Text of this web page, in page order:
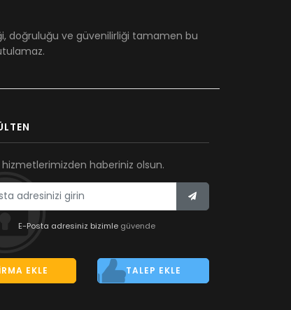
doğruluğu ve güvenilirliği tamamen bu
haberiniz olsun.
E-Posta adresiniz bizimle güvende
EKLE TALEP EKLE